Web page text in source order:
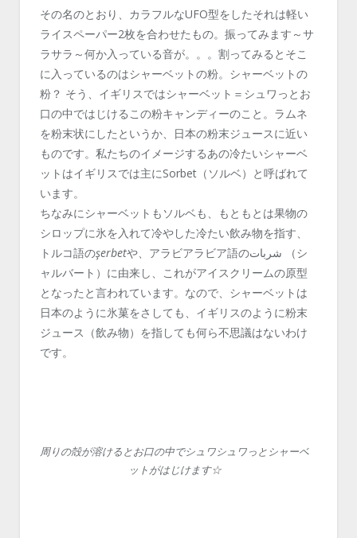
その名のとおり、カラフルなUFO型をしたそれは軽い
ライスペーパー2枚を合わせたもの。振ってみます～サ
ラサラ～何か入っている音が。。。割ってみるとそこ
に入っているのはシャーベットの粉。シャーベットの
粉？ そう、イギリスではシャーベット＝シュワっとお
口の中ではじけるこの粉キャンディーのこと。ラムネ
を粉末状にしたというか、日本の粉末ジュースに近い
ものです。私たちのイメージするあの冷たいシャーベ
ットはイギリスでは主にSorbet（ソルベ）と呼ばれて
います。
ちなみにシャーベットもソルベも、もともとは果物の
シロップに氷を入れて冷やした冷たい飲み物を指す、
トルコ語のşerbetや、アラビアラビア語のشربات ‎（シ
ャルバート）に由来し、これがアイスクリームの原型
となったと言われています。なので、シャーベットは
日本のように氷菓をさしても、イギリスのように粉末
ジュース（飲み物）を指しても何ら不思議はないわけ
です。
周りの殻が溶けるとお口の中でシュワシュワっとシャーベ
ットがはじけます☆